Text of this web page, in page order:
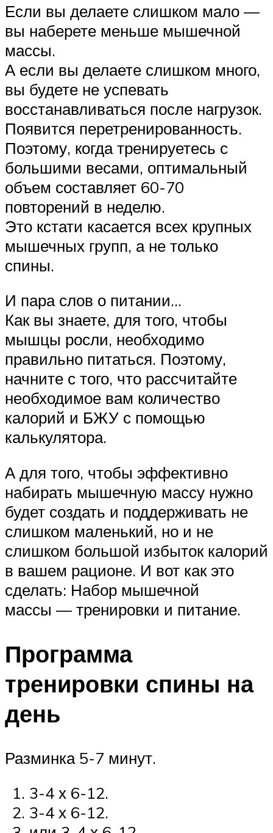
Если вы делаете слишком мало —
вы наберете меньше мышечной
массы.
А если вы делаете слишком много,
вы будете не успевать
восстанавливаться после нагрузок.
Появится перетренированность.
Поэтому, когда тренируетесь с
большими весами, оптимальный
объем составляет 60-70
повторений в неделю.
Это кстати касается всех крупных
мышечных групп, а не только
спины.
И пара слов о питании…
Как вы знаете, для того, чтобы
мышцы росли, необходимо
правильно питаться. Поэтому,
начните с того, что рассчитайте
необходимое вам количество
калорий и БЖУ с помощью
калькулятора.
А для того, чтобы эффективно
набирать мышечную массу нужно
будет создать и поддерживать не
слишком маленький, но и не
слишком большой избыток калорий
в вашем рационе. И вот как это
сделать: Набор мышечной
массы — тренировки и питание.
Программа
тренировки спины на
день
Разминка 5-7 минут.
3-4 х 6-12.
3-4 х 6-12.